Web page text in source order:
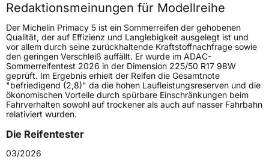
Höchstgeschwindigkeit
240 km/h
Lastindex103
Höchstlast875 kg
Gewicht (in kg)11,051 kg
Generelle Merkmale
Fahrzeugtyp
PKW
Verwendung
Redaktionsmeinungen für Modellreihe
Der Michelin Primacy 5 ist ein Sommerreifen der gehobenen
Qualität, der auf Effizienz und Langlebigkeit ausgelegt ist und
vor allem durch seine zurückhaltende Kraftstoffnachfrage sowie
den geringen Verschleiß auffällt. Er wurde im ADAC-
Sommerreifentest 2026 in der Dimension 225/50 R17 98W
geprüft. Im Ergebnis erhielt der Reifen die Gesamtnote
"befriedigend (2,8)" da die hohen Laufleistungsreserven und die
ökonomischen Vorteile durch spürbare Einschränkungen beim
Fahrverhalten sowohl auf trockener als auch auf nasser Fahrbahn
relativiert wurden.
Die Reifentester
03/2026